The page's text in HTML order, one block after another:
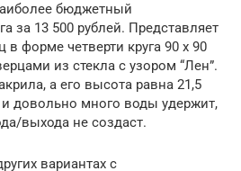
бюджетный
за 13 500 рублей. Представляет
в форме четверти круга 90 x 90
из стекла с узором “Лен”.
а его высота равна 21,5
довольно много воды удержит,
выхода не создаст.
вариантах с